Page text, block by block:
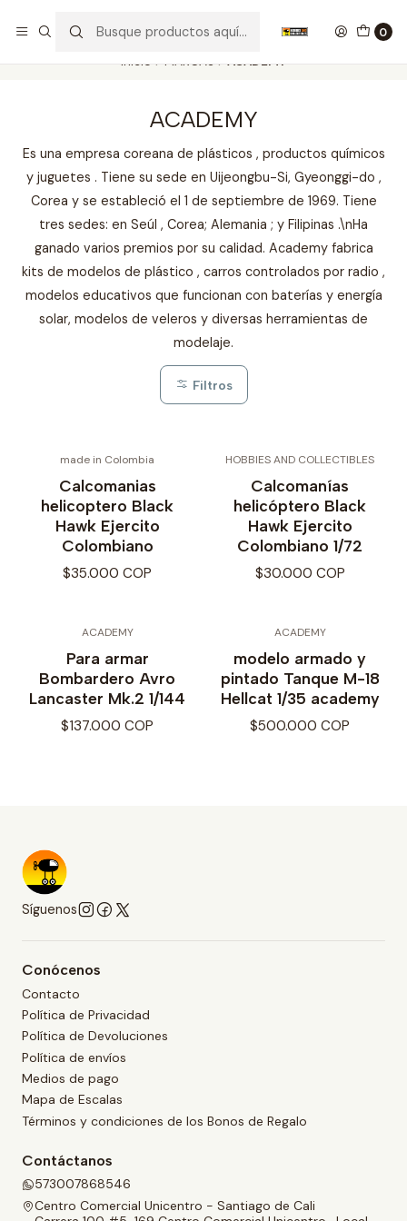
0
Inicio MARCAS ACADEMY
ACADEMY
Es una empresa coreana de plásticos , productos químicos
y juguetes . Tiene su sede en Uijeongbu-Si, Gyeonggi-do ,
Corea y se estableció el 1 de septiembre de 1969. Tiene
tres sedes: en Seúl , Corea; Alemania ; y Filipinas .\nHa
ganado varios premios por su calidad. Academy fabrica
kits de modelos de plástico , carros controlados por radio ,
modelos educativos que funcionan con baterías y energía
solar, modelos de veleros y diversas herramientas de
modelaje.
Filtros
made in Colombia
Calcomanias
helicoptero Black
Hawk Ejercito
Colombiano
$35.000 COP
HOBBIES AND COLLECTIBLES
Calcomanías
helicóptero Black
Hawk Ejercito
Colombiano 1/72
$30.000 COP
ACADEMY
Para armar
Bombardero Avro
Lancaster Mk.2 1/144
$137.000 COP
ACADEMY
modelo armado y
pintado Tanque M-18
Hellcat 1/35 academy
$500.000 COP
Síguenos
Conócenos
Contacto
Política de Privacidad
Política de Devoluciones
Política de envíos
Medios de pago
Mapa de Escalas
Términos y condiciones de los Bonos de Regalo
Contáctanos
573007868546
Centro Comercial Unicentro - Santiago de Cali